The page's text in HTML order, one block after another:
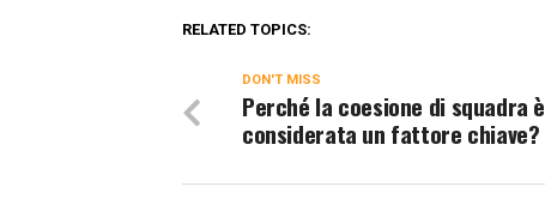
RELATED TOPICS:
DON'T MISS
Perché la coesione di squadra è
considerata un fattore chiave?